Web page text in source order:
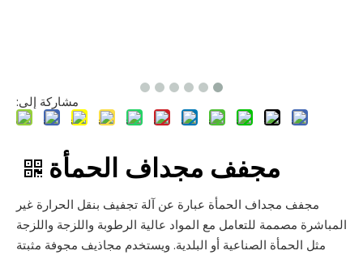
مشاركة إلى:
مجفف مجداف الحمأة
مجفف مجداف الحمأة عبارة عن آلة تجفيف بنقل الحرارة غير
المباشرة مصممة للتعامل مع المواد عالية الرطوبة واللزجة واللزجة
مثل الحمأة الصناعية أو البلدية. ويستخدم مجاذيف مجوفة مثبتة